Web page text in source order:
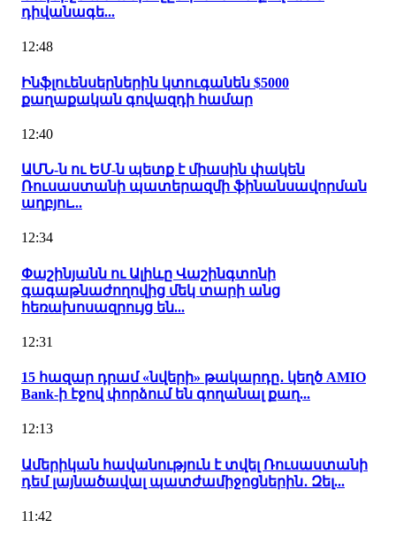
դիվանագե...
12:48
Ինֆլուենսերներին կտուգանեն $5000
քաղաքական գովազդի համար
12:40
ԱՄՆ-ն ու ԵՄ-ն պետք է միասին փակեն
Ռուսաստանի պատերազմի ֆինանսավորման
աղբյու...
12:34
Փաշինյանն ու Ալիևը Վաշինգտոնի
գագաթնաժողովից մեկ տարի անց
հեռախոսազրույց են...
12:31
15 հազար դրամ «նվերի» թակարդը․ կեղծ AMIO
Bank-ի էջով փորձում են գողանալ քաղ...
12:13
Ամերիկան հավանություն է տվել Ռուսաստանի
դեմ լայնածավալ պատժամիջոցներին․ Զել...
11:42